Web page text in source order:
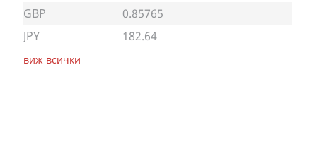
GBP
0.85765
JPY
182.64
виж всички